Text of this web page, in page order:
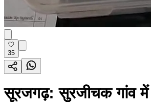
35
सूरजगढ़: सुरजीचक गांव में